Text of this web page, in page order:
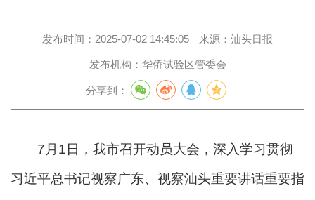
发布时间： 2025-07-02 14:45:05 来源： 汕头日报
发布机构： 华侨试验区管委会
分享到：
7月1日，我市召开动员大会，深入学习贯彻
习近平总书记视察广东、视察汕头重要讲话重要指